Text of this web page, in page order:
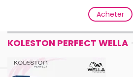
Acheter
KOLESTON PERFECT WELLA